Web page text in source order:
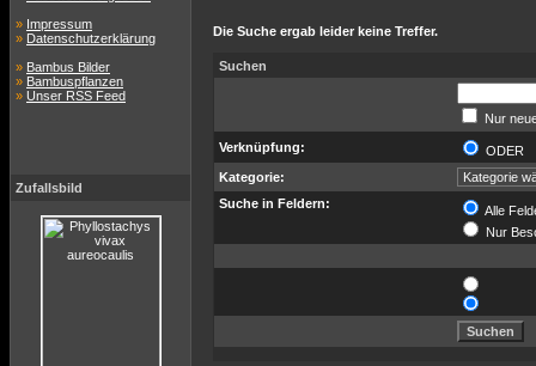
» Impressum
» Datenschutzerklärung
» Bambus Bilder
» Bambuspflanzen
» Unser RSS Feed
Zufallsbild
Die Suche ergab leider keine Treffer.
Suchen
Nur
Verknüpfung:
ODER
Kategorie:
Suche in Feldern:
Alle
Nur